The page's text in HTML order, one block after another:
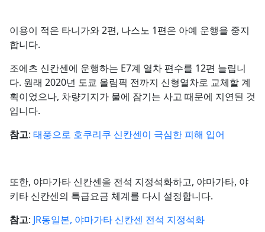
이용이 적은 타니가와 2편, 나스노 1편은 아예 운행을 중지
합니다.
조에츠 신칸센에 운행하는 E7계 열차 편수를 12편 늘립니
다. 원래 2020년 도쿄 올림픽 전까지 신형열차로 교체할 계
획이었으나, 차량기지가 물에 잠기는 사고 때문에 지연된 것
입니다.
참고: 태풍으로 호쿠리쿠 신칸센이 극심한 피해 입어
또한, 야마가타 신칸센을 전석 지정석화하고, 야마가타, 야
키타 신칸센의 특급요금 체계를 다시 설정합니다.
참고: JR동일본, 야마가타 신칸센 전석 지정석화